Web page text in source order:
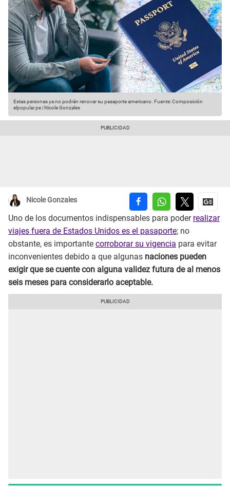
Estas personas ya no podrán renovar su pasaporte americano. Fuente: Composición
elpopular.pe | Nicole Gonzales
Nicole Gonzales
Uno de los documentos indispensables para poder realizar
viajes fuera de Estados Unidos es el pasaporte; no
obstante, es importante corroborar su vigencia para evitar
inconvenientes debido a que algunas naciones pueden
exigir que se cuente con alguna validez futura de al menos
seis meses para considerarlo aceptable.